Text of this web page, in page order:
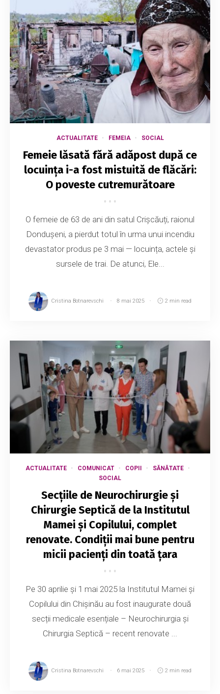
ACTUALITATE FEMEIA SOCIAL
Femeie lăsată fără adăpost după ce
locuința i-a fost mistuită de flăcări:
O poveste cutremurătoare
O femeie de 63 de ani din satul Crișcăuți, raionul
Dondușeni, a pierdut totul în urma unui incendiu
devastator produs pe 3 mai — locuința, actele și
sursele de trai. De atunci, Ele...
Cristina Botnarevschi 8 mai 2025 2 min read
ACTUALITATE COMUNICAT COPII
SĂNĂTATE
SOCIAL
Secțiile de Neurochirurgie și
Chirurgie Septică de la Institutul
Mamei și Copilului, complet
renovate. Condiții mai bune pentru
micii pacienți din toată țara
Pe 30 aprilie și 1 mai 2025 la Institutul Mamei și
Copilului din Chișinău au fost inaugurate două
secții medicale esențiale – Neurochirurgia și
Chirurgia Septică – recent renovate ...
Cristina Botnarevschi 6 mai 2025 2 min read